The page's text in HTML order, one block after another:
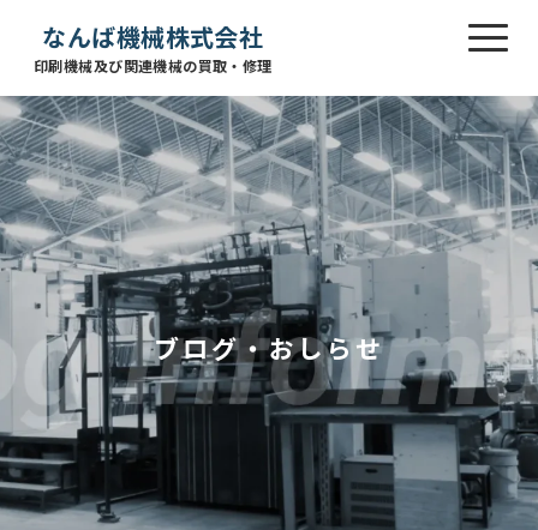
なんば機械株式会社
印刷機械及び関連機械の買取・修理
ブログ・おしらせ